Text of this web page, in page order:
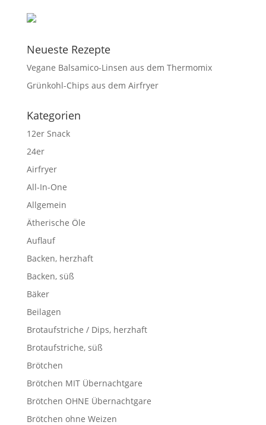
Neueste Rezepte
Vegane Balsamico-Linsen aus dem Thermomix
Grünkohl-Chips aus dem Airfryer
Kategorien
12er Snack
24er
Airfryer
All-In-One
Allgemein
Ätherische Öle
Auflauf
Backen, herzhaft
Backen, süß
Bäker
Beilagen
Brotaufstriche / Dips, herzhaft
Brotaufstriche, süß
Brötchen
Brötchen MIT Übernachtgare
Brötchen OHNE Übernachtgare
Brötchen ohne Weizen